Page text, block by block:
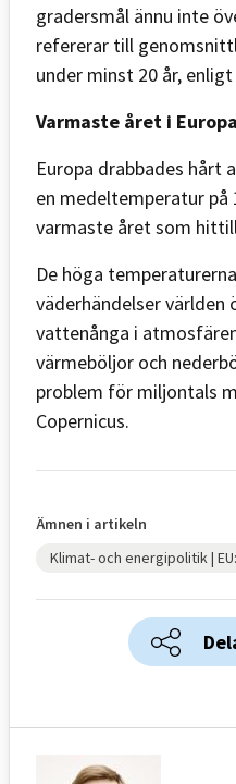
gradersmål ännu inte
refererar till
under minst 20 år, enligt
Varmaste året i Europa
Europa drabbades hårt
en medeltemperatur
varmaste året som
De höga
väderhändelser världen
vattenånga i
värmeböljor och
problem för miljontals
Copernicus.
Ämnen i artikeln
Klimat- och energipolitik |